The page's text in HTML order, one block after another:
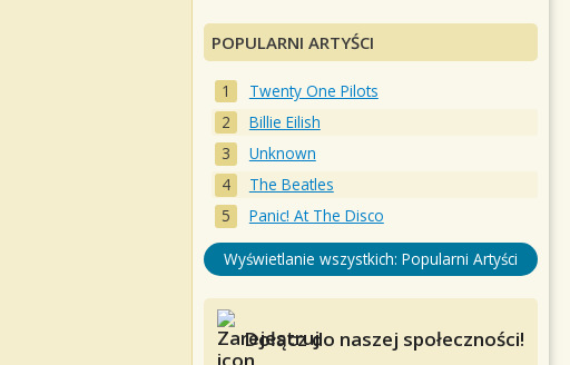
POPULARNI ARTYŚCI
Twenty One Pilots
Billie Eilish
Unknown
The Beatles
Panic! At The Disco
Wyświetlanie wszystkich: Popularni Artyści
Dołącz do naszej społeczności!